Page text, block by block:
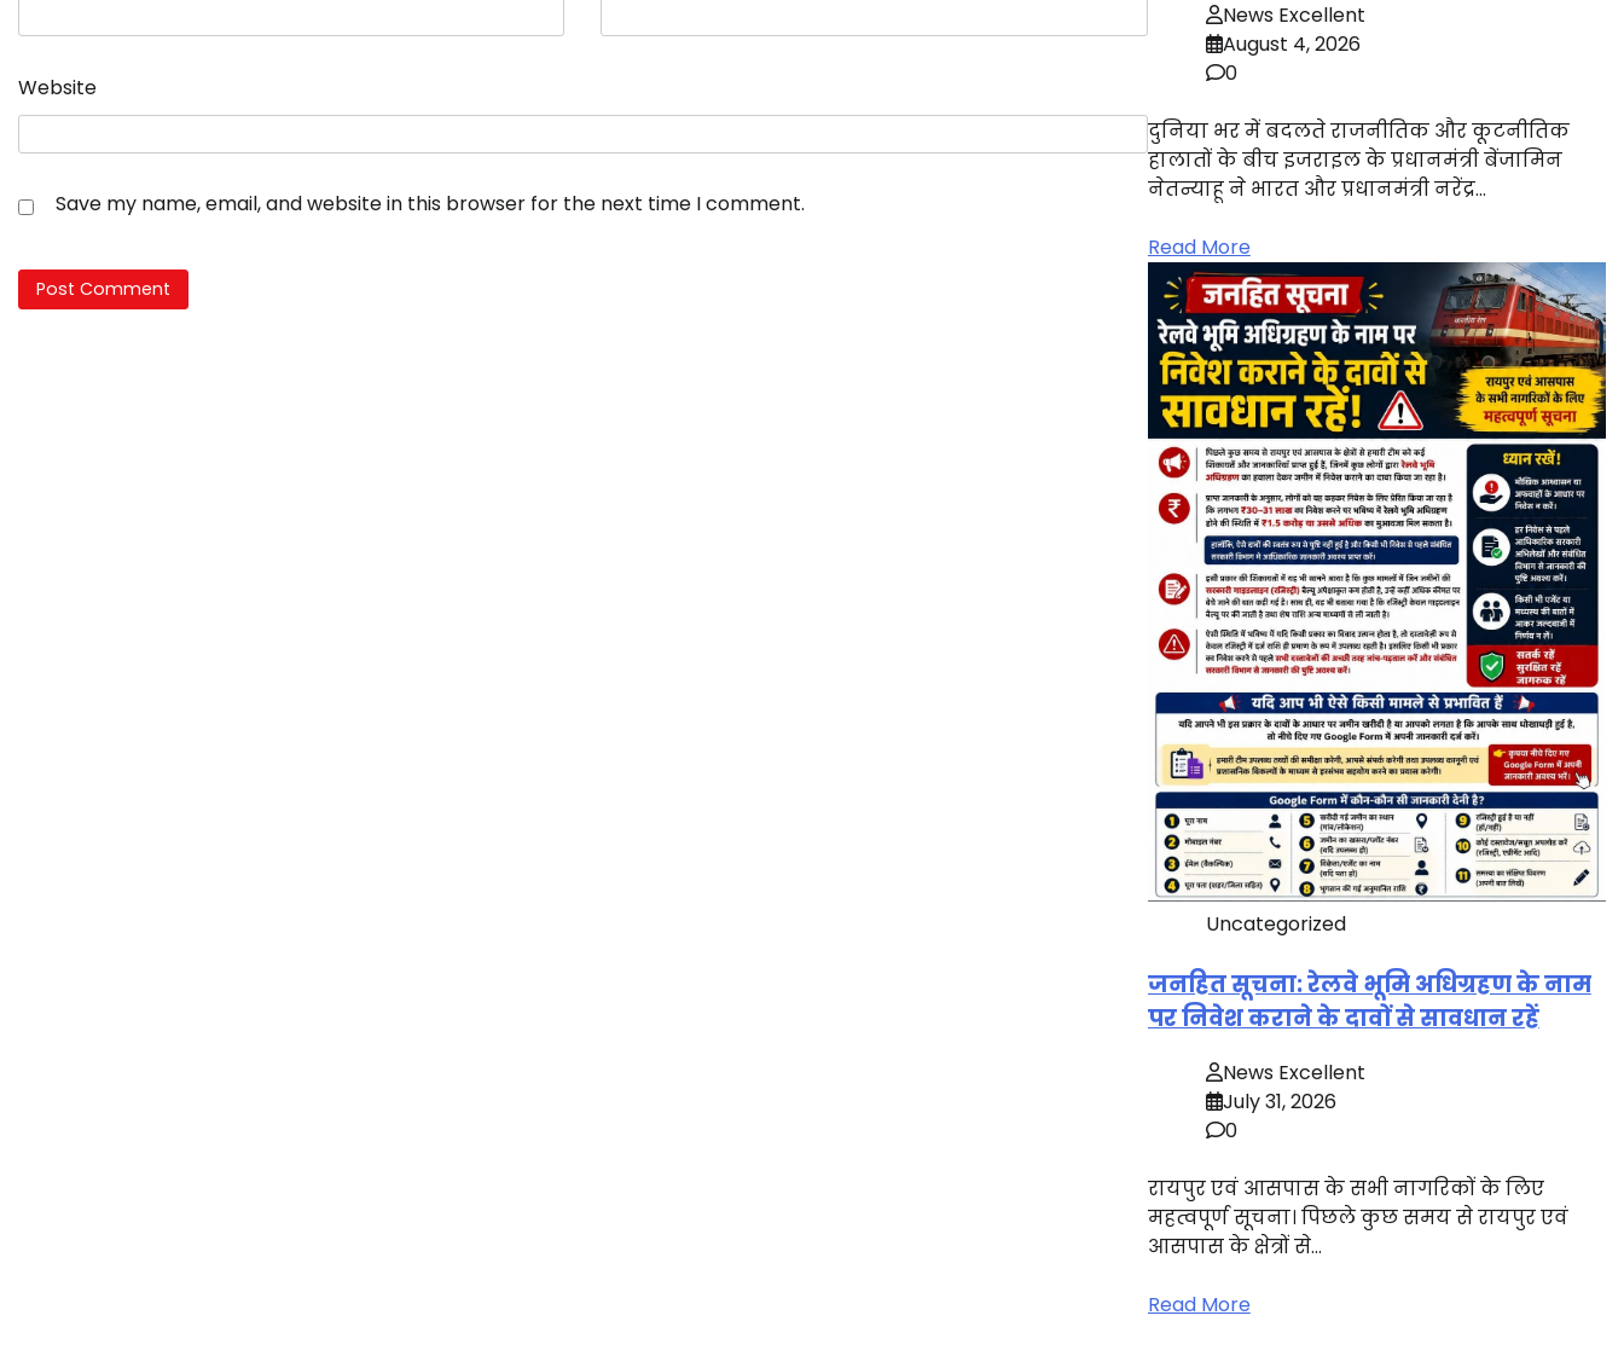
Website
Save my name, email, and website in this browser for the next time I comment.
News Excellent
August 4, 2026
0
दुनिया भर में बदलते राजनीतिक और कूटनीतिक
हालातों के बीच इजराइल के प्रधानमंत्री बेंजामिन
नेतन्याहू ने भारत और प्रधानमंत्री नरेंद्र…
Read More
Uncategorized
जनहित सूचना: रेलवे भूमि अधिग्रहण के नाम
पर निवेश कराने के दावों से सावधान रहें
News Excellent
July 31, 2026
0
रायपुर एवं आसपास के सभी नागरिकों के लिए
महत्वपूर्ण सूचना। पिछले कुछ समय से रायपुर एवं
आसपास के क्षेत्रों से…
Read More